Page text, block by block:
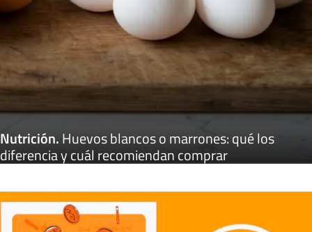
Nutrición.Huevos blancos o marrones: qué los
diferencia y cuál recomiendan comprar